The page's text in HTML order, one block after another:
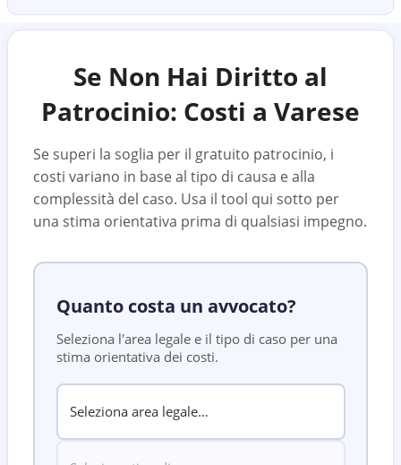
Se Non Hai Diritto al
Patrocinio: Costi a Varese
Se superi la soglia per il gratuito patrocinio, i
costi variano in base al tipo di causa e alla
complessità del caso. Usa il tool qui sotto per
una stima orientativa prima di qualsiasi impegno.
Quanto costa un avvocato?
Seleziona l'area legale e il tipo di caso per una
stima orientativa dei costi.